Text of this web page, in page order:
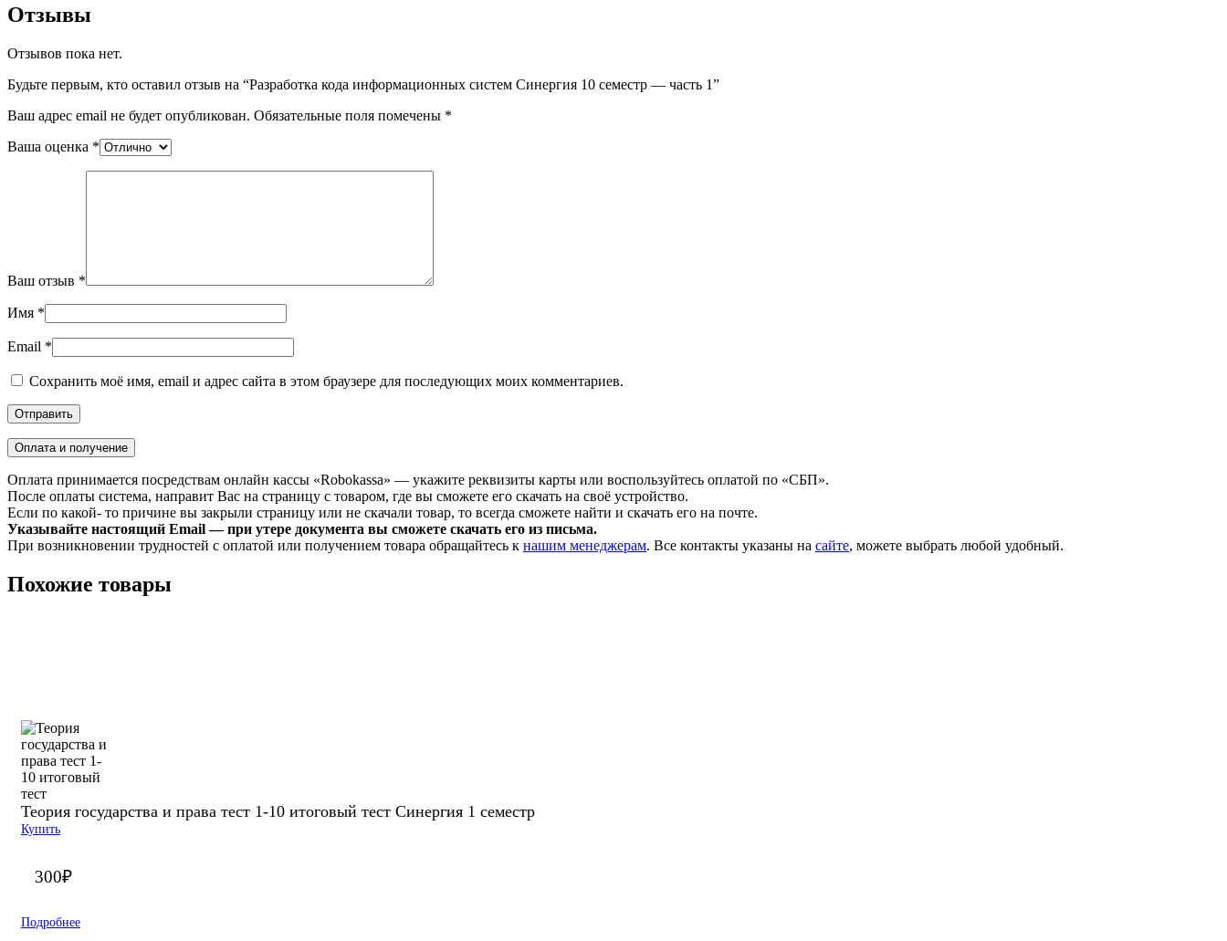
Отзывы
Отзывов пока нет.
Будьте первым, кто оставил отзыв на “Разработка кода информационных систем Синергия 10 семестр — часть 1”
Ваш адрес email не будет опубликован. Обязательные поля помечены *
Ваша оценка *
Ваш отзыв *
Имя *
Email *
Сохранить моё имя, email и адрес сайта в этом браузере для последующих моих комментариев.
Оплата и получение
Оплата принимается посредствам онлайн кассы «Robokassa» — укажите реквизиты карты или воспользуйтесь оплатой по «СБП».
После оплаты система, направит Вас на страницу с товаром, где вы сможете его скачать на своё устройство.
Если по какой- то причине вы закрыли страницу или не скачали товар, то всегда сможете найти и скачать его на почте.
Указывайте настоящий Email — при утере документа вы сможете скачать его из письма.
При возникновении трудностей с оплатой или получением товара обращайтесь к нашим менеджерам. Все контакты указаны на сайте, можете выбрать любой удобный.
Похожие товары
Теория государства и права тест 1-10 итоговый тест Синергия 1 семестр
Купить
300₽
Подробнее